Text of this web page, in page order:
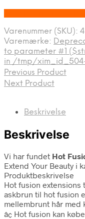
Varenummer (SKU):
Varemærke:
to parameter #1
in /tmp/
Previous Product
Next Product
Beskrivelse
Beskrivelse
Vi har fundet Hot
Extend Your Beauty i
Produktbeskrivelse
Hot fusion
askbrun til hot fusion
mellembrunt hår med
â¢ Hot fusion kan